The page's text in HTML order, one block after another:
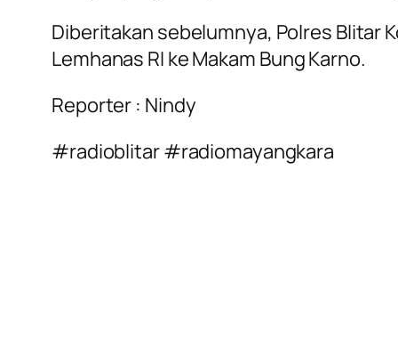
Diberitakan sebelumnya, Polres Blitar
Lemhanas RI ke Makam Bung Karno.
Reporter : Nindy
#radioblitar #radiomayangkara